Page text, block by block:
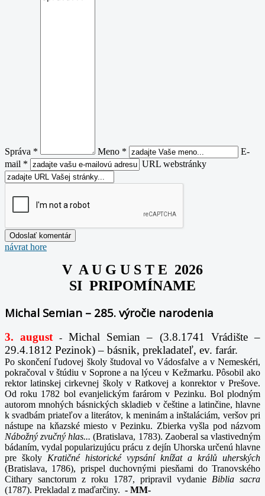
Správa * Meno *
E-
mail *
URL webstránky
návrat hore
V A U G U S T E 2026
SI PRIPOMÍNAME
Michal Semian – 285. výročie narodenia
3. august -Michal Semian – (3.8.1741 Vrádište –
29.4.1812 Pezinok) – básnik, prekladateľ, ev. farár.
Po skončení ľudovej školy študoval vo Vádosfalve a v Nemeskéri,
pokračoval v štúdiu v Soprone a na lýceu v Kežmarku. Pôsobil ako
rektor latinskej cirkevnej školy v Ratkovej a konrektor v Prešove.
Od roku 1782 bol evanjelickým farárom v Pezinku. Bol plodným
autorom mnohých básnických skladieb v češtine a latinčine, hlavne
k svadbám priateľov a literátov, k meninám a inštaláciám, veršov pri
nástupe na kňazské miesto v Pezinku. Zbierka vyšla pod názvom
Nábožný zvučný hlas...(Bratislava, 1783). Zaoberal sa vlastivedným
bádaním, vydal popularizujúcu prácu z dejín Uhorska určenú hlavne
pre školy Kratičné historické vypsání knížat a králů uherských
(Bratislava, 1786), prispel duchovnými piesňami do Tranovského
Cithary sanctorum z roku 1787, pripravil vydanie Biblia sacra
(1787). Prekladal z maďarčiny. - MM-